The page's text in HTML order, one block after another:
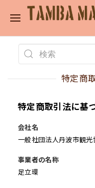
特定商
特定商取引法に基
会社名
一般社団法人丹波市観光
事業者の名称
足立環